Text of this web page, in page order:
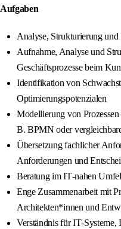
Aufgaben
Analyse, Strukturierung und
Aufnahme, Analyse und
Geschäftsprozesse beim
Identifikation von
Optimierungspotenzialen
Modellierung von
B. BPMN oder
Übersetzung fachlicher
Anforderungen und
Beratung im IT‑nahen
Enge Zusammenarbeit mit
Architekten*innen und
Verständnis für IT‑Systeme,